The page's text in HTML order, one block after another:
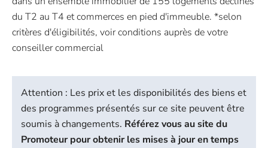
du T2 au T4 et commerces en pied d'immeuble. *selon
critères d'éligibilités, voir conditions auprès de votre
conseiller commercial
Attention : Les prix et les disponibilités des biens et
des programmes présentés sur ce site peuvent être
soumis à changements. Référez vous au site du
Promoteur pour obtenir les mises à jour en temps